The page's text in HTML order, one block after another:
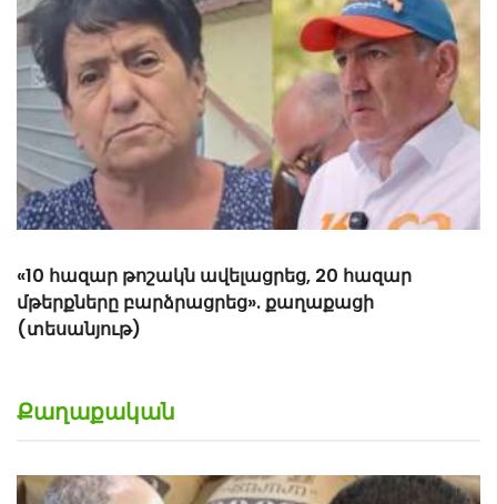
«Հիշեցի՞ք մեզ, ձեր սանիկներն ենք». աղջիկները՝
Նիկոլ Փաշինյանին
Քաղաքական